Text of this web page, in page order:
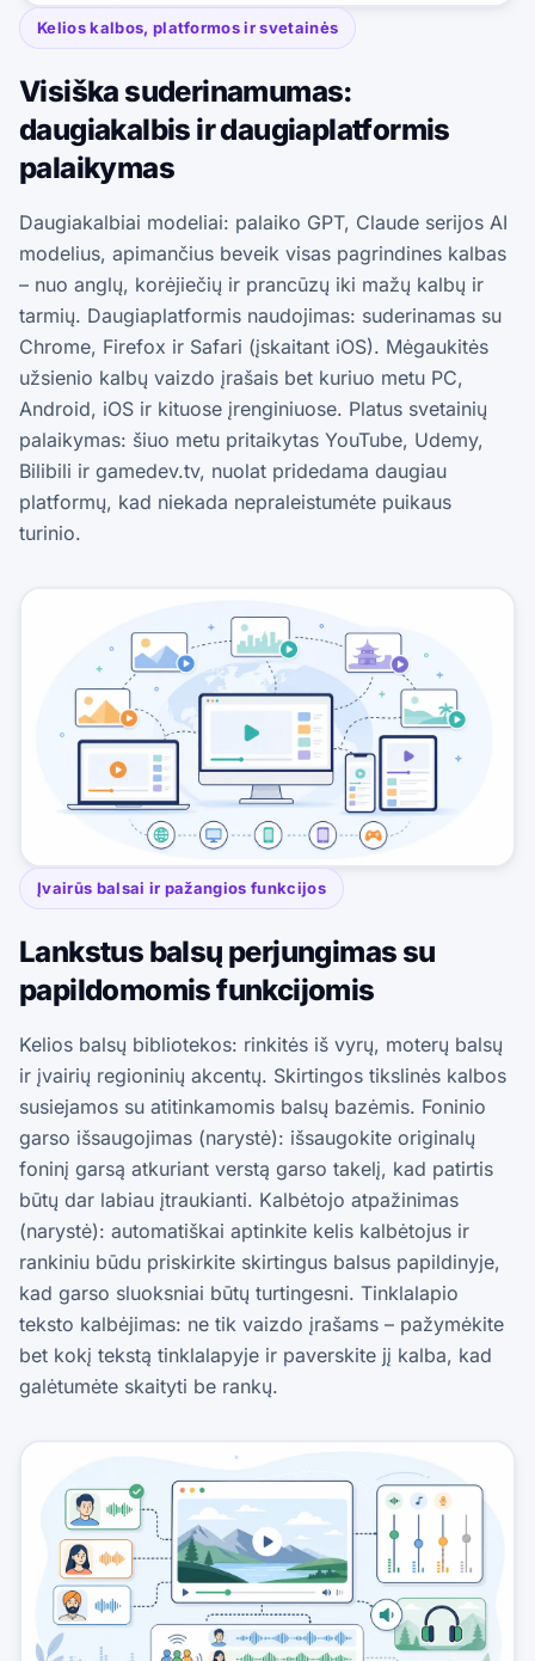
Kelios kalbos, platformos ir svetainės
Visiška suderinamumas:
daugiakalbis ir daugiaplatformis
palaikymas
Daugiakalbiai modeliai: palaiko GPT, Claude serijos AI
modelius, apimančius beveik visas pagrindines kalbas
– nuo anglų, korėjiečių ir prancūzų iki mažų kalbų ir
tarmių. Daugiaplatformis naudojimas: suderinamas su
Chrome, Firefox ir Safari (įskaitant iOS). Mėgaukitės
užsienio kalbų vaizdo įrašais bet kuriuo metu PC,
Android, iOS ir kituose įrenginiuose. Platus svetainių
palaikymas: šiuo metu pritaikytas YouTube, Udemy,
Bilibili ir gamedev.tv, nuolat pridedama daugiau
platformų, kad niekada nepraleistumėte puikaus
turinio.
Įvairūs balsai ir pažangios funkcijos
Lankstus balsų perjungimas su
papildomomis funkcijomis
Kelios balsų bibliotekos: rinkitės iš vyrų, moterų balsų
ir įvairių regioninių akcentų. Skirtingos tikslinės kalbos
susiejamos su atitinkamomis balsų bazėmis. Foninio
garso išsaugojimas (narystė): išsaugokite originalų
foninį garsą atkuriant verstą garso takelį, kad patirtis
būtų dar labiau įtraukianti. Kalbėtojo atpažinimas
(narystė): automatiškai aptinkite kelis kalbėtojus ir
rankiniu būdu priskirkite skirtingus balsus papildinyje,
kad garso sluoksniai būtų turtingesni. Tinklalapio
teksto kalbėjimas: ne tik vaizdo įrašams – pažymėkite
bet kokį tekstą tinklalapyje ir paverskite jį kalba, kad
galėtumėte skaityti be rankų.